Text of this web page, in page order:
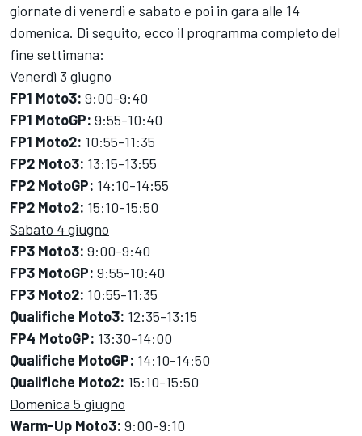
giornate di venerdì e sabato e poi in gara alle 14
domenica. Di seguito, ecco il programma completo del
fine settimana:
Venerdì 3 giugno
FP1 Moto3: 9:00-9:40
FP1 MotoGP: 9:55-10:40
FP1 Moto2: 10:55-11:35
FP2 Moto3: 13:15-13:55
FP2 MotoGP: 14:10-14:55
FP2 Moto2: 15:10-15:50
Sabato 4 giugno
FP3 Moto3: 9:00-9:40
FP3 MotoGP: 9:55-10:40
FP3 Moto2: 10:55-11:35
Qualifiche Moto3: 12:35-13:15
FP4 MotoGP: 13:30-14:00
Qualifiche MotoGP: 14:10-14:50
Qualifiche Moto2: 15:10-15:50
Domenica 5 giugno
Warm-Up Moto3: 9:00-9:10